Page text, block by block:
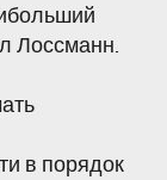
Лоссманн.
в порядок